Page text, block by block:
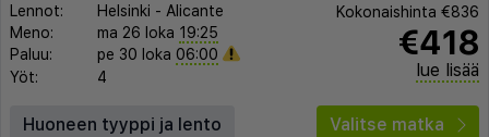
Lennot: Helsinki - Alicante
Meno:
ma 26 loka 19:25
Paluu:
pe 30 loka 06:00
Yöt:
4
Kokonaishinta €836
€418
lue lisää
Huoneen tyyppi ja lento Valitse matka